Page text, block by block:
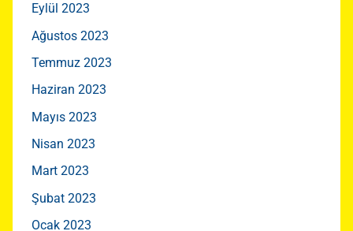
Eylül 2023
Ağustos 2023
Temmuz 2023
Haziran 2023
Mayıs 2023
Nisan 2023
Mart 2023
Şubat 2023
Ocak 2023